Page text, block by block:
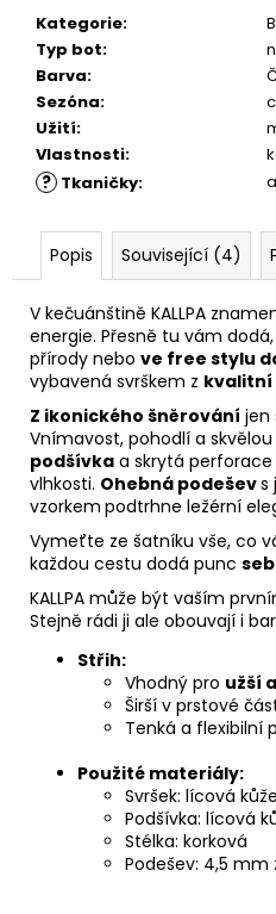
Kategorie:
Typ bot:
Barva:
Sezóna:
Užití:
Vlastnosti:
? Tkaničky:
Popis Související (4)
V kečuánštině KALLPA
energie. Přesně tu vám
přírody nebo ve free stylu
vybavená svrškem z kvalitní
Z ikonického šněrování jen
Vnímavost, pohodlí a
podšívka a skrytá
vlhkosti. Ohebná podeševs
vzorkem podtrhne ležérní
Vymeťte ze šatníku vše, co
každou cestu dodá punc
KALLPA může být vaším
Stejně rádi ji ale obouvají i
Střih:
Vhodný pro užší
Širší v prstové
Tenká a flexibilní
Použité materiály:
Svršek: lícová kůže
Podšívka: lícová
Stélka: korková
Podešev: 4,5 mm
RUSTIC
CREAM
75ML
239
Kč